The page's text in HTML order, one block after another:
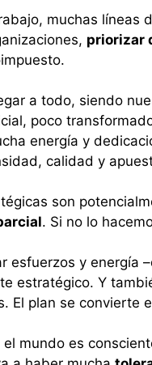
muchas líneas
priorizar
a todo, siendo
poco
energía y
calidad y
son
. Si no lo
esfuerzos y energía
estratégico. Y
El plan se convierte
mundo es